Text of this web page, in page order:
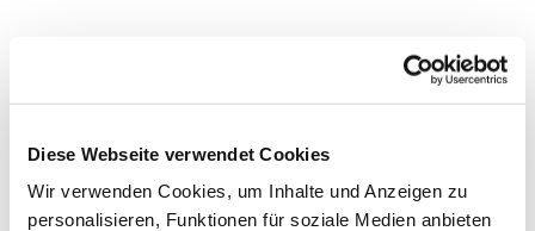
Diese Webseite verwendet Cookies
Wir verwenden Cookies, um Inhalte und Anzeigen zu
personalisieren, Funktionen für soziale Medien anbieten